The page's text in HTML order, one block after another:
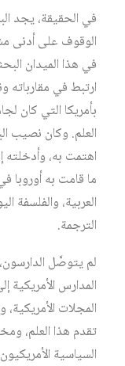
في الحقيقة، يجد
الوقوف على أدنى
في هذا الميدان
ارتبط في مقارباته
بأمريكا التي كان
العلم. وكان نصيب
اهتمت به، وأدخلته
ما قامت به أوروبا
العربية، والفلسفة
الترجمة.
لم يتوصَّل الدارسون،
المدارس الأمريكية
المجلات
تقدم هذا العلم،
السياسية